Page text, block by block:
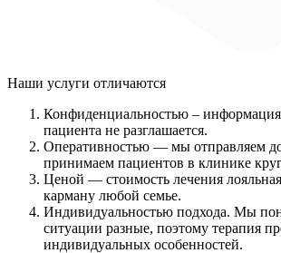
Наши услуги отличаются
Конфиденциальностью –
пациента не разглашается.
Оперативностью — мы отправляем
принимаем пациентов в клинике
Ценой — стоимость лечения
карману любой семье.
Индивидуальностью подхода. Мы
ситуации разные, поэтому терапия
индивидуальных особенностей.